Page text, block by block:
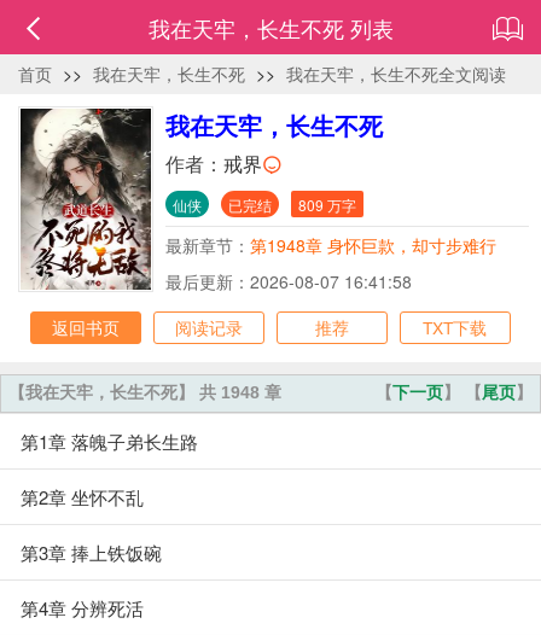
我在天牢，长生不死 列表
首页 >> 我在天牢，长生不死 >> 我在天牢，长生不死全文阅读
我在天牢，长生不死
作者： 戒界
仙侠 已完结 809 万字
最新章节： 第1948章 身怀巨款，却寸步难行
最后更新：2026-08-07 16:41:58
返回书页
阅读记录 推荐 TXT下载
【下一页】 【尾页】
【我在天牢，长生不死】 共 1948 章
第1章 落魄子弟长生路
第2章 坐怀不乱
第3章 捧上铁饭碗
第4章 分辨死活